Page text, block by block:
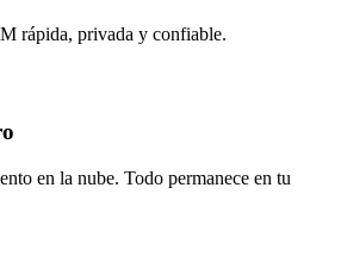
rápida, privada y confiable.
en la nube. Todo permanece en tu